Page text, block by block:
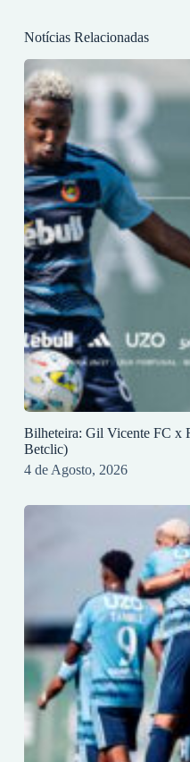
Notícias Relacionadas
Bilheteira: Gil Vicente FC x
Betclic)
4 de Agosto, 2026